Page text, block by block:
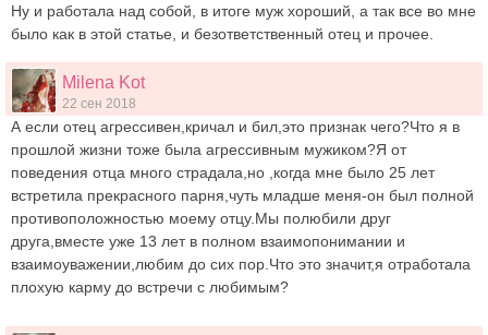
Ну и работала над собой, в итоге муж хороший, а так все во мне
было как в этой статье, и безответственный отец и прочее.
Milena Kot
22 сен 2018
А если отец агрессивен,кричал и бил,это признак чего?Что я в
прошлой жизни тоже была агрессивным мужиком?Я от
поведения отца много страдала,но ,когда мне было 25 лет
встретила прекрасного парня,чуть младше меня-он был полной
противоположностью моему отцу.Мы полюбили друг
друга,вместе уже 13 лет в полном взаимопонимании и
взаимоуважении,любим до сих пор.Что это значит,я отработала
плохую карму до встречи с любимым?